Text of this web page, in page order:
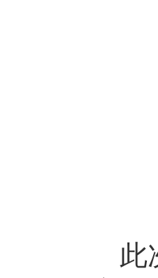
此